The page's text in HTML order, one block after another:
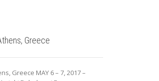
Greece
Greece MAY 6 – 7, 2017 –